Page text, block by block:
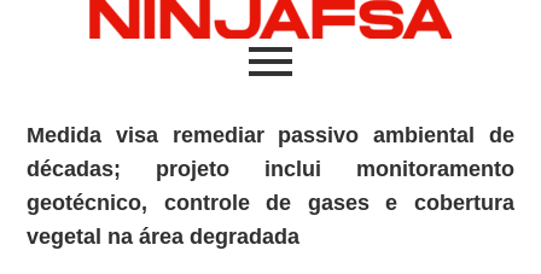
Medida visa remediar passivo ambiental de
décadas; projeto inclui monitoramento
geotécnico, controle de gases e cobertura
vegetal na área degradada